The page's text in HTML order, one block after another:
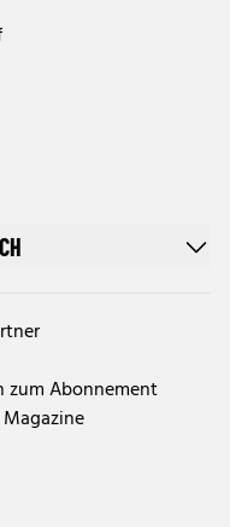
zum Abonnement